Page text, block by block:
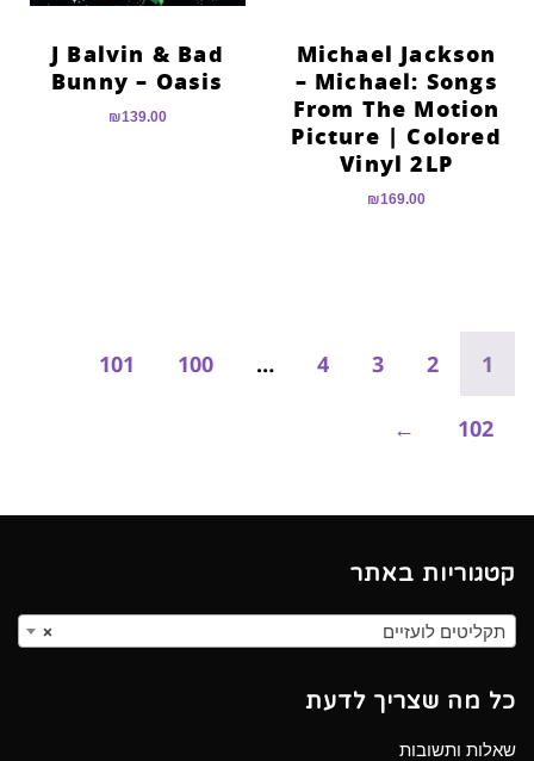
Michael Jackson
– Michael: Songs
From The Motion
Picture | Colored
Vinyl 2LP
₪169.00
J Balvin & Bad
Bunny – Oasis
₪139.00
1
2
3
4
…
100
101
102
←
קטגוריות באתר
× תקליטים לועזיים
כל מה שצריך לדעת
שאלות ותשובות